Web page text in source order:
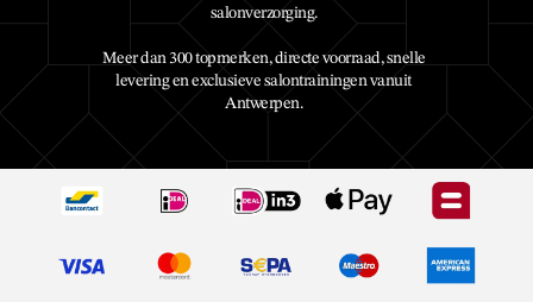
salonverzorging.
Meer dan 300 topmerken, directe voorraad, snelle
levering en exclusieve salontrainingen vanuit
Antwerpen.